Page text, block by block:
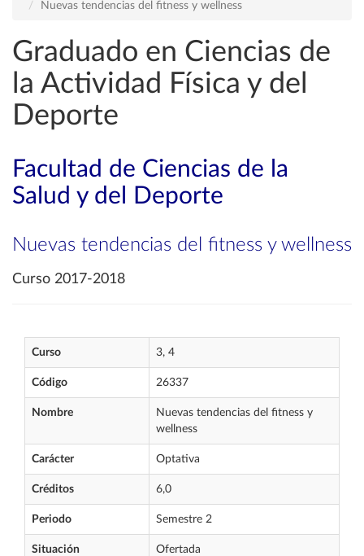
Nuevas tendencias del fitness y wellness
Graduado en Ciencias de
la Actividad Física y del
Deporte
Facultad de Ciencias de la
Salud y del Deporte
Nuevas tendencias del fitness y wellness
Curso 2017-2018
Curso 3, 4
Código 26337
Nombre
Nuevas tendencias del fitness y
wellness
Carácter Optativa
Créditos 6,0
Periodo Semestre 2
Situación Ofertada